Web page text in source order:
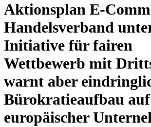
Aktionsplan E-
Handelsverband
Initiative für fairen
Wettbewerb mit
warnt aber
Bürokratieaufbau
europäischer